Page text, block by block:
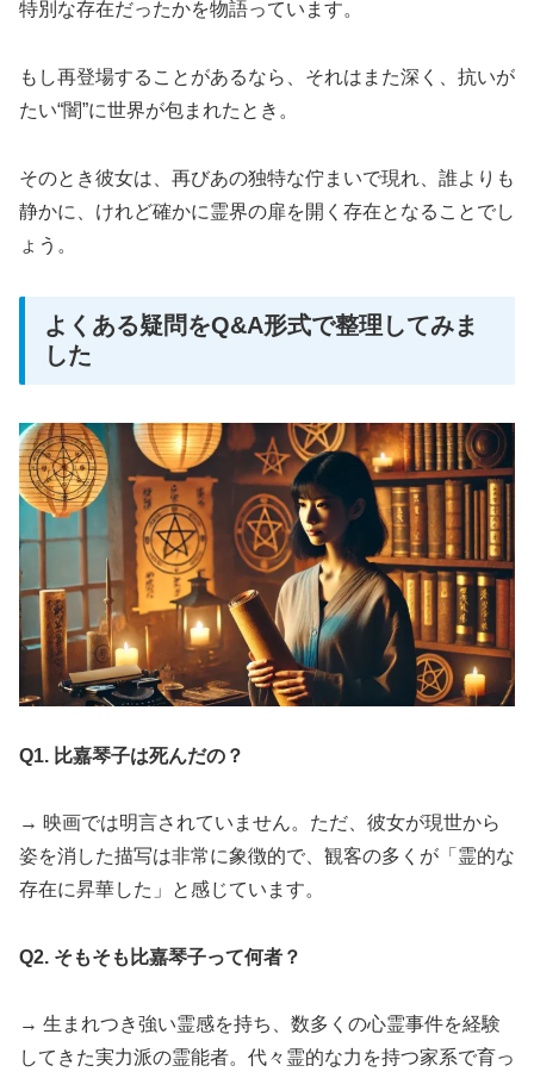
特別な存在だったかを物語っています。
もし再登場することがあるなら、それはまた深く、抗いが
たい“闇”に世界が包まれたとき。
そのとき彼女は、再びあの独特な佇まいで現れ、誰よりも
静かに、けれど確かに霊界の扉を開く存在となることでし
ょう。
よくある疑問をQ&A形式で整理してみま
した
Q1. 比嘉琴子は死んだの？
→ 映画では明言されていません。ただ、彼女が現世から
姿を消した描写は非常に象徴的で、観客の多くが「霊的な
存在に昇華した」と感じています。
Q2. そもそも比嘉琴子って何者？
→ 生まれつき強い霊感を持ち、数多くの心霊事件を経験
してきた実力派の霊能者。代々霊的な力を持つ家系で育っ